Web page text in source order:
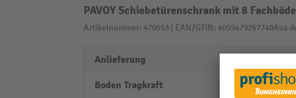
PAVOY Schiebetürenschrank mit 8
Artikelnummer: 470553 | EAN/GTIN: 4055479267740Aus
Anlieferung
Boden Tragkraft 80 kg